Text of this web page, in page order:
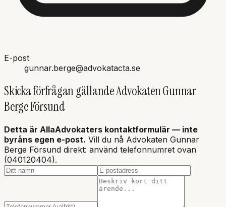
E-post
gunnar.berge@advokatacta.se
Skicka förfrågan gällandeAdvokaten Gunnar
Berge Försund
Detta är AllaAdvokaters kontaktformulär — inte
byråns egen e-post. Vill du nå Advokaten Gunnar
Berge Försund direkt: använd telefonnumret ovan
(040120404).